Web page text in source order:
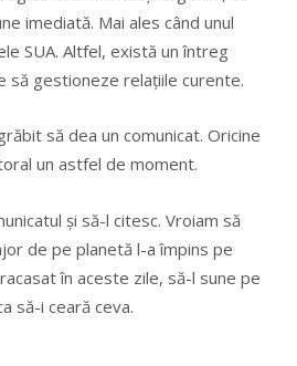
imediată. Mai ales când unul
SUA. Altfel, există un întreg
să gestioneze relațiile curente.
să dea un comunicat. Oricine
un astfel de moment.
și să-l citesc. Vroiam să
de pe planetă l-a împins pe
în aceste zile, să-l sune pe
să-i ceară ceva.